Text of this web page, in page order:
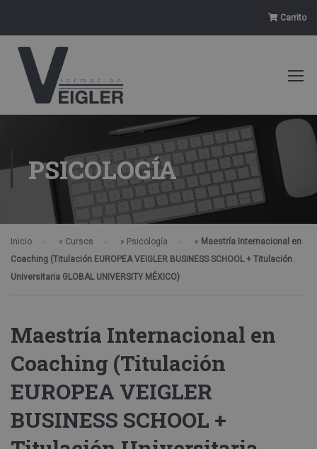
Carrito
PSICOLOGÍA
Inicio » Cursos » Psicología » Maestría Internacional en
Coaching (Titulación EUROPEA VEIGLER BUSINESS SCHOOL + Titulación
Universitaria GLOBAL UNIVERSITY MÉXICO)
Maestría Internacional en
Coaching (Titulación
EUROPEA VEIGLER
BUSINESS SCHOOL +